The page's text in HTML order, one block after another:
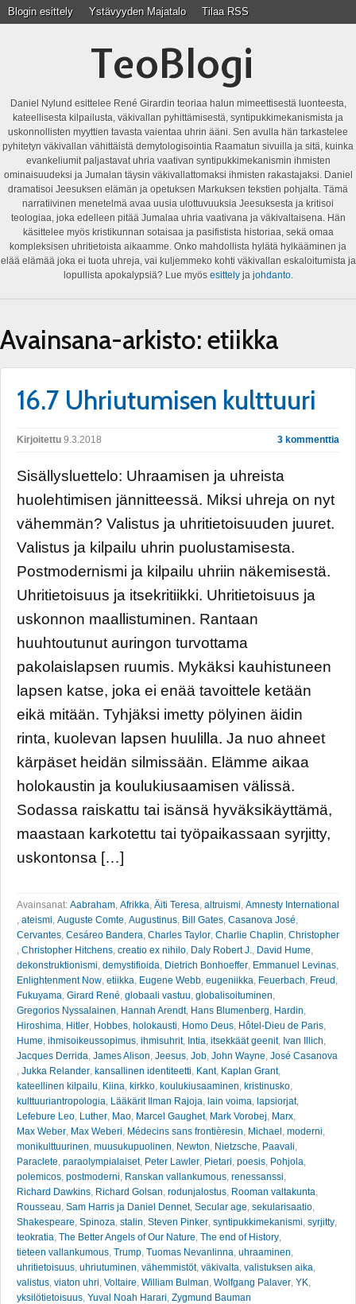
Blogin esittely Ystävyyden Majatalo Tilaa RSS
TeoBlogi
Daniel Nylund esittelee René Girardin teoriaa halun mimeettisestä luonteesta,
kateellisesta kilpailusta, väkivallan pyhittämisestä, syntipukkimekanismista ja
uskonnollisten myyttien tavasta vaientaa uhrin ääni. Sen avulla hän tarkastelee
pyhitetyn väkivallan vähittäistä demytologisointia Raamatun sivuilla ja sitä, kuinka
evankeliumit paljastavat uhria vaativan syntipukkimekanismin ihmisten
ominaisuudeksi ja Jumalan täysin väkivallattomaksi ihmisten rakastajaksi. Daniel
dramatisoi Jeesuksen elämän ja opetuksen Markuksen tekstien pohjalta. Tämä
narratiivinen menetelmä avaa uusia ulottuvuuksia Jeesuksesta ja kritisoi
teologiaa, joka edelleen pitää Jumalaa uhria vaativana ja väkivaltaisena. Hän
käsittelee myös kristikunnan sotaisaa ja pasifistista historiaa, sekä omaa
kompleksisen uhritietoista aikaamme. Onko mahdollista hylätä hylkääminen ja
elää elämää joka ei tuota uhreja, vai kuljemmeko kohti väkivallan eskaloitumista ja
lopullista apokalypsiä? Lue myös esittelyja johdanto.
Avainsana-arkisto: etiikka
16.7 Uhriutumisen kulttuuri
Kirjoitettu 9.3.2018 3 kommenttia
Sisällysluettelo: Uhraamisen ja uhreista
huolehtimisen jännitteessä. Miksi uhreja on nyt
vähemmän? Valistus ja uhritietoisuuden juuret.
Valistus ja kilpailu uhrin puolustamisesta.
Postmodernismi ja kilpailu uhriin näkemisestä.
Uhritietoisuus ja itsekritiikki. Uhritietoisuus ja
uskonnon maallistuminen. Rantaan
huuhtoutunut auringon turvottama
pakolaislapsen ruumis. Mykäksi kauhistuneen
lapsen katse, joka ei enää tavoittele ketään
eikä mitään. Tyhjäksi imetty pölyinen äidin
rinta, kuolevan lapsen huulilla. Ja nuo ahneet
kärpäset heidän silmissään. Elämme aikaa
holokaustin ja koulukiusaamisen välissä.
Sodassa raiskattu tai isänsä hyväksikäyttämä,
maastaan karkotettu tai työpaikassaan syrjitty,
uskontonsa […]
Avainsanat: Aabraham Afrikka Äiti Teresa altruismi Amnesty International
ateismi Auguste Comte Augustinus Bill Gates Casanova José
Cervantes Cesáreo Bandera Charles Taylor Charlie Chaplin Christopher
Christopher Hitchens creatio ex nihilo Daly Robert J. David Hume
dekonstruktionismi demystifioida Dietrich Bonhoeffer Emmanuel Levinas
Enlightenment Now etiikka Eugene Webb eugeniikka Feuerbach Freud
Fukuyama Girard René globaali vastuu globalisoituminen
Gregorios Nyssalainen Hannah Arendt, Hans Blumenberg Hardin
Hiroshima Hitler Hobbes holokausti Homo Deus Hôtel-Dieu de Paris
Hume ihmisoikeussopimus ihmisuhrit, Intia itsekkäät geenit, Ivan Illich
Jacques Derrida James Alison Jeesus Job John Wayne José Casanova
Jukka Relander kansallinen identiteetti Kant, Kaplan Grant,
kateellinen kilpailu Kiina kirkko koulukiusaaminen kristinusko
kulttuuriantropologia Lääkärit Ilman Rajoja lain voima lapsiorjat,
Lefebure Leo Luther Mao Marcel Gaughet, Mark Vorobej Marx
Max Weber Max Weberi Médecins sans frontièresin Michael moderni
monikulttuurinen muusukupuolinen Newton Nietzsche Paavali
Paraclete paraolympialaiset, Peter Lawler Pietari poesis Pohjola
polemicos postmoderni Ranskan vallankumous renessanssi
Richard Dawkins Richard Golsan rodunjalostus Rooman valtakunta
Rousseau Sam Harris ja Daniel Dennet, Secular age sekularisaatio
Shakespeare Spinoza stalin Steven Pinker syntipukkimekanismi syrjitty
teokratia The Better Angels of Our Nature The end of History
tieteen vallankumous Trump Tuomas Nevanlinna uhraaminen
uhritietoisuus uhriutuminen vähemmistöt, väkivalta valistuksen aika
valistus viaton uhri Voltaire William Bulman Wolfgang Palaver YK
yksilötietoisuus Yuval Noah Harari Zygmund Bauman